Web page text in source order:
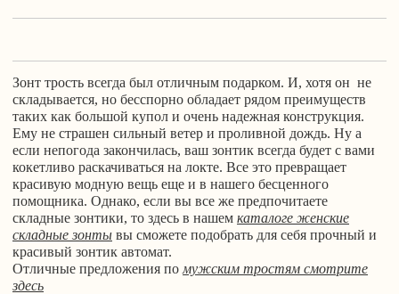
Зонт трость всегда был отличным подарком. И, хотя он не
складывается, но бесспорно обладает рядом преимуществ
таких как большой купол и очень надежная конструкция.
Ему не страшен сильный ветер и проливной дождь. Ну а
если непогода закончилась, ваш зонтик всегда будет с вами
кокетливо раскачиваться на локте. Все это превращает
красивую модную вещь еще и в нашего бесценного
помощника. Однако, если вы все же предпочитаете
складные зонтики, то здесь в нашем каталоге женские
складные зонты вы сможете подобрать для себя прочный и
красивый зонтик автомат.
Отличные предложения по мужским тростям смотрите
здесь